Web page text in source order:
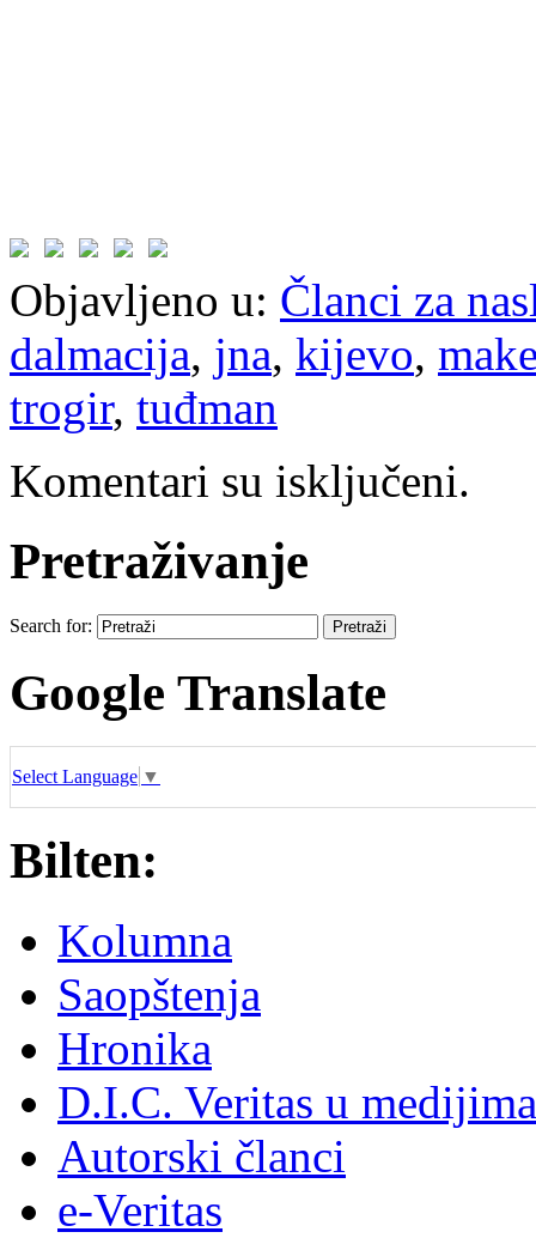
Objavljeno u: Članci za
dalmacija, jna, kijevo,
trogir, tuđman
Komentari su isključeni.
Pretraživanje
Search for:
Google Translate
Select Language ▼
Bilten:
Kolumna
Saopštenja
Hronika
D.I.C. Veritas u medijima
Autorski članci
e-Veritas